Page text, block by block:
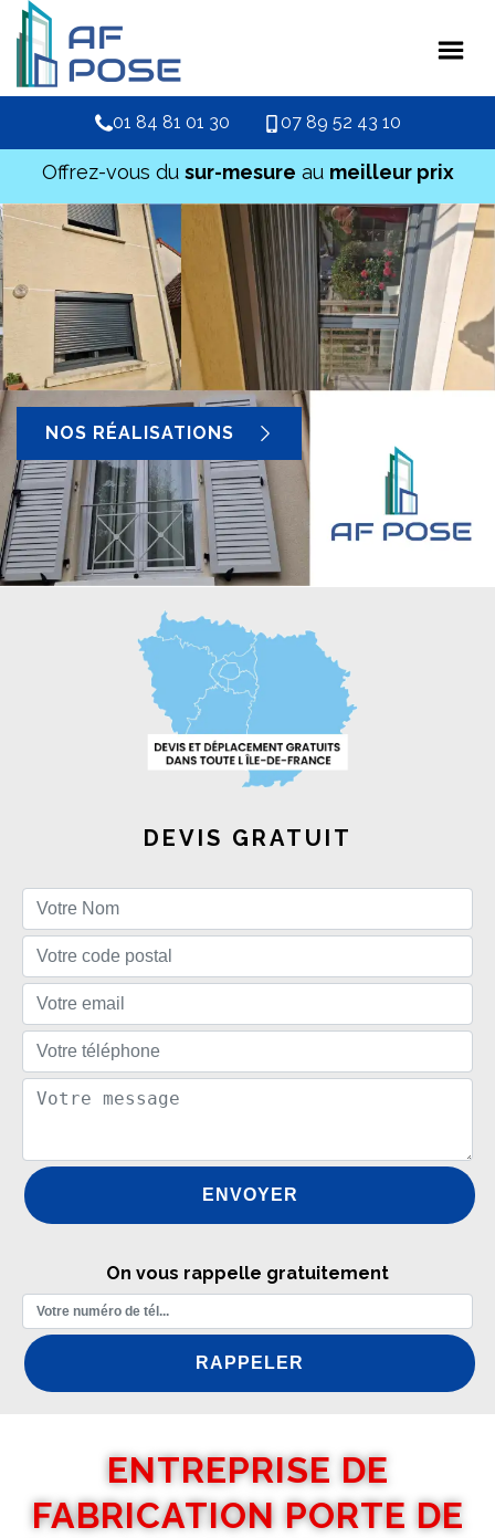
01 84 81 01 30 07 89 52 43 10
Offrez-vous du sur-mesure au meilleur prix
NOS RÉALISATIONS
DEVIS GRATUIT
On vous rappelle gratuitement
ENTREPRISE DE
FABRICATION PORTE DE